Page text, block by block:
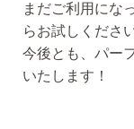
まだご利用にな
らお試しくださ
今後とも、パー
いたします！